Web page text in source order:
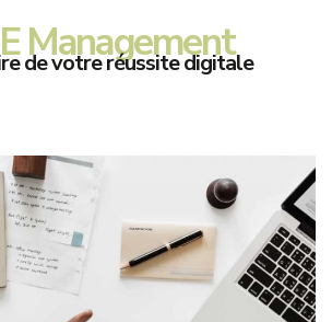
Management
de votre réussite digitale